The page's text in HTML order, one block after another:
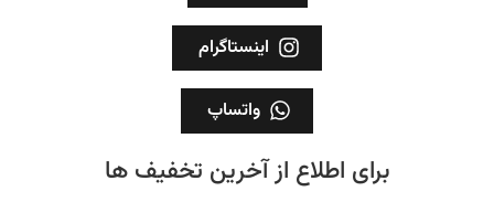
اینستاگرام
واتساپ
برای اطلاع از آخرین تخفیف ها